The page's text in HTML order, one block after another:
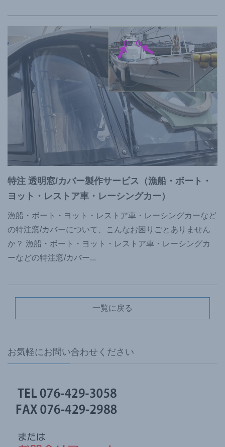
特注 透明窓/カバー製作サービス（漁船・ボート・
ヨット・レストア車・レーシングカー）
漁船・ボート・ヨット・レストア車・レーシングカーなど
の特注窓/カバーについて、こんなお困りごとありません
か？ 漁船・ボート・ヨット・レストア車・レーシングカ
ーなどの特注窓/カバー...
一覧に戻る
お気軽にお問い合わせください